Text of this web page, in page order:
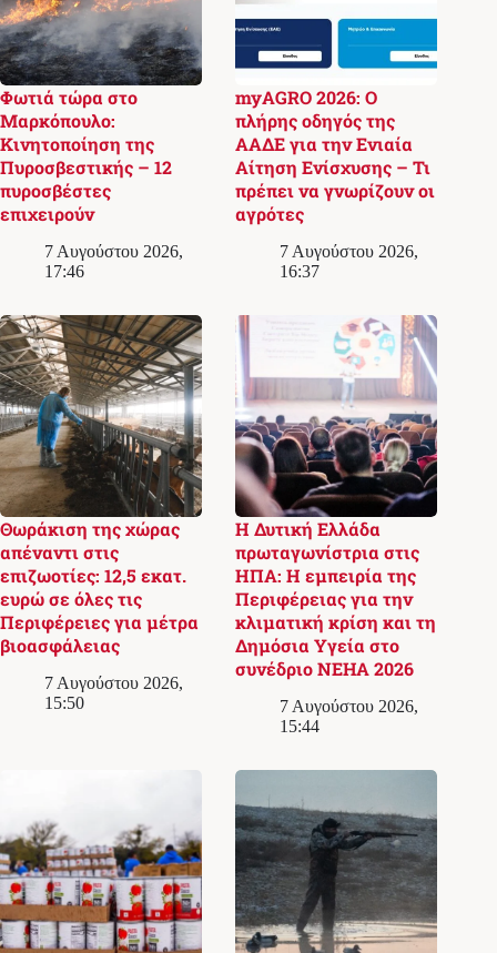
Φωτιά τώρα στο
Μαρκόπουλο:
Κινητοποίηση της
Πυροσβεστικής – 12
πυροσβέστες
επιχειρούν
7 Αυγούστου 2026,
17:46
myAGRO 2026: Ο
πλήρης οδηγός της
ΑΑΔΕ για την Ενιαία
Αίτηση Ενίσχυσης – Τι
πρέπει να γνωρίζουν οι
αγρότες
7 Αυγούστου 2026,
16:37
Θωράκιση της χώρας
απέναντι στις
επιζωοτίες: 12,5 εκατ.
ευρώ σε όλες τις
Περιφέρειες για μέτρα
βιοασφάλειας
7 Αυγούστου 2026,
15:50
Η Δυτική Ελλάδα
πρωταγωνίστρια στις
ΗΠΑ: Η εμπειρία της
Περιφέρειας για την
κλιματική κρίση και τη
Δημόσια Υγεία στο
συνέδριο NEHA 2026
7 Αυγούστου 2026,
15:44